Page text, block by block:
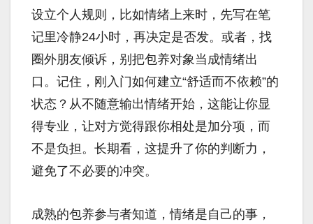
设立个人规则，比如情绪上来时，先写在笔
记里冷静24小时，再决定是否发。或者，找
圈外朋友倾诉，别把包养对象当成情绪出
口。记住，刚入门如何建立“舒适而不依赖”的
状态？从不随意输出情绪开始，这能让你显
得专业，让对方觉得跟你相处是加分项，而
不是负担。长期看，这提升了你的判断力，
避免了不必要的冲突。
成熟的包养参与者知道，情绪是自己的事，